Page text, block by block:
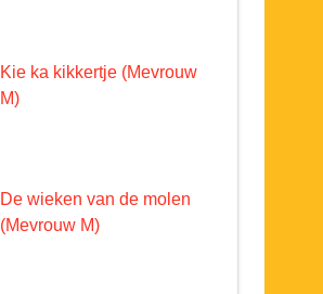
Kie ka kikkertje (Mevrouw
M)
De wieken van de molen
(Mevrouw M)